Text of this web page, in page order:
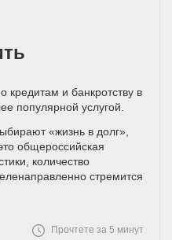
кредитам и банкротству в
популярной услугой.
«жизнь в долг»,
общероссийская
количество
стремится
Прочтете за 5 минут